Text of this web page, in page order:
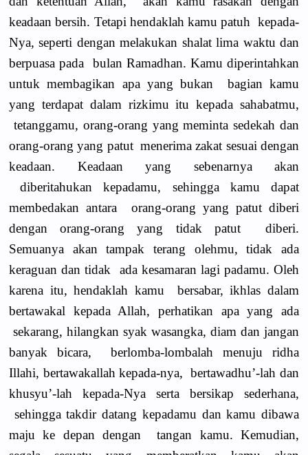
keadaan bersih. Tetapi hendaklah kamu patuh kepada-
Nya, seperti dengan melakukan shalat lima waktu dan
berpuasa pada bulan Ramadhan. Kamu diperintahkan
untuk membagikan apa yang bukan bagian kamu
yang terdapat dalam rizkimu itu kepada sahabatmu,
tetanggamu, orang-orang yang meminta sedekah dan
orang-orang yang patut menerima zakat sesuai dengan
keadaan. Keadaan yang sebenarnya akan
diberitahukan kepadamu, sehingga kamu dapat
membedakan antara orang-orang yang patut diberi
dengan orang-orang yang tidak patut diberi.
Semuanya akan tampak terang olehmu, tidak ada
keraguan dan tidak ada kesamaran lagi padamu. Oleh
karena itu, hendaklah kamu bersabar, ikhlas dalam
bertawakal kepada Allah, perhatikan apa yang ada
sekarang, hilangkan syak wasangka, diam dan jangan
banyak bicara, berlomba-lombalah menuju ridha
Illahi, bertawakallah kepada-nya, bertawadhu’-lah dan
khusyu’-lah kepada-Nya serta bersikap sederhana,
sehingga takdir datang kepadamu dan kamu dibawa
maju ke depan dengan tangan kamu. Kemudian,